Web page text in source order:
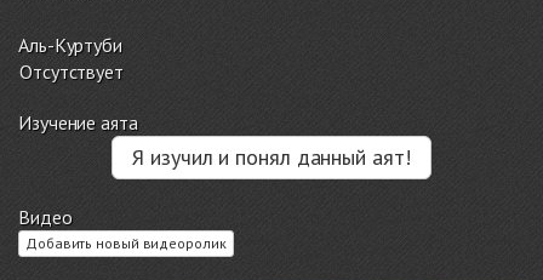
Аль-Куртуби
Отсутствует
Изучение аята
Я изучил и понял данный аят!
Видео
Добавить новый видеоролик